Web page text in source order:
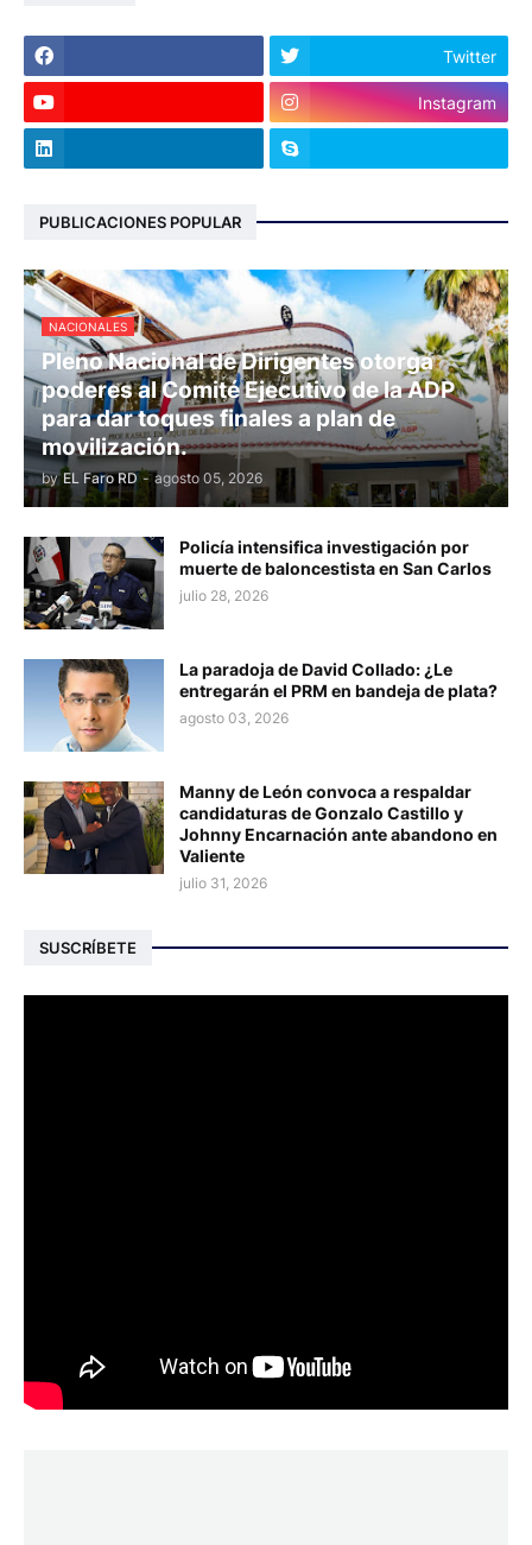
Twitter
Instagram
PUBLICACIONES POPULAR
NACIONALES
Pleno Nacional de Dirigentes otorga
poderes al Comité Ejecutivo de la ADP
para dar toques finales a plan de
movilización.
by EL Faro RD - agosto 05, 2026
Policía intensifica investigación por
muerte de baloncestista en San Carlos
julio 28, 2026
La paradoja de David Collado: ¿Le
entregarán el PRM en bandeja de plata?
agosto 03, 2026
Manny de León convoca a respaldar
candidaturas de Gonzalo Castillo y
Johnny Encarnación ante abandono en
Valiente
julio 31, 2026
SUSCRÍBETE